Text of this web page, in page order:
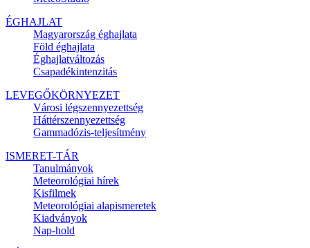
ÉGHAJLAT
Magyarország éghajlata
Föld éghajlata
Éghajlatváltozás
Csapadékintenzitás
LEVEGŐKÖRNYEZET
Városi légszennyezettség
Háttérszennyezettség
Gammadózis-teljesítmény
ISMERET-TÁR
Tanulmányok
Meteorológiai hírek
Kisfilmek
Meteorológiai alapismeretek
Kiadványok
Nap-hold